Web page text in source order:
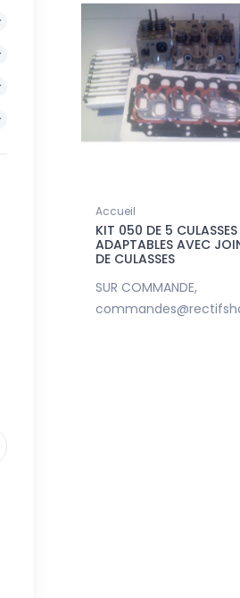
Accueil
KIT 050 DE 5 CULASSES
ADAPTABLES AVEC
DE CULASSES
SUR COMMANDE,